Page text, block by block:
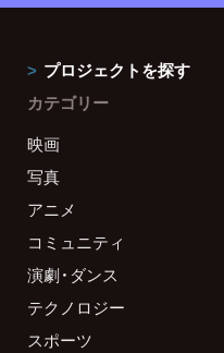
プロジェクトを探す
カテゴリー
映画
写真
アニメ
コミュニティ
演劇・ダンス
テクノロジー
スポーツ